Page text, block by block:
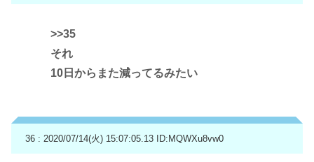
>>35
それ
10日からまた減ってるみたい
36 : 2020/07/14(火) 15:07:05.13 ID:MQWXu8vw0